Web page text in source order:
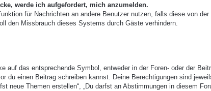
werde ich aufgefordert, mich anzumelden.
für Nachrichten an andere Benutzer nutzen, falls diese von der
den Missbrauch dieses Systems durch Gäste verhindern.
auf das entsprechende Symbol, entweder in der Foren- oder der
du einen Beitrag schreiben kannst. Deine Berechtigungen sind
neue Themen erstellen“, „Du darfst an Abstimmungen in diesem